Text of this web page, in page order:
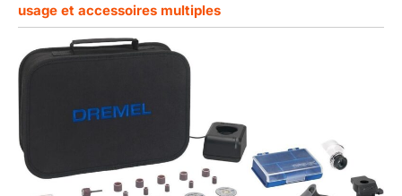
usage et accessoires multiples